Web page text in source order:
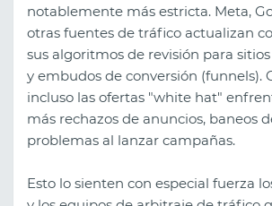
notablemente más estricta. Meta,
otras fuentes de tráfico actualizan
sus algoritmos de revisión para
y embudos de conversión (funnels).
incluso las ofertas "white hat"
más rechazos de anuncios, baneos
problemas al lanzar campañas.
Esto lo sienten con especial fuerza